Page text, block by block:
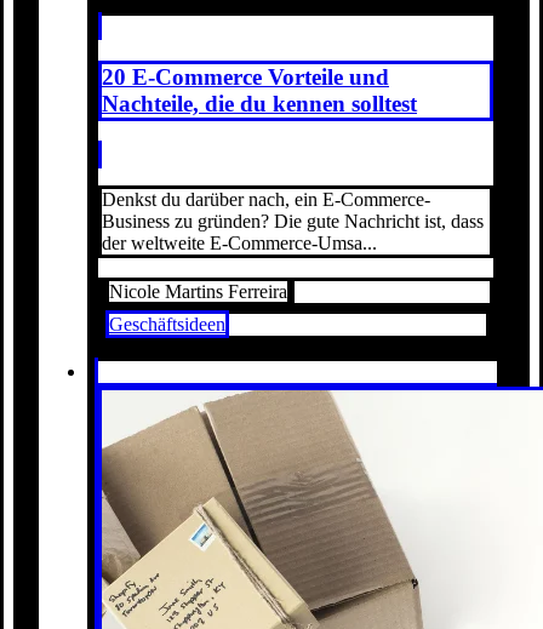
20 E-Commerce Vorteile und
Nachteile, die du kennen solltest
Denkst du darüber nach, ein E-Commerce-
Business zu gründen? Die gute Nachricht ist, dass
der weltweite E-Commerce-Umsa...
Nicole Martins Ferreira
Geschäftsideen